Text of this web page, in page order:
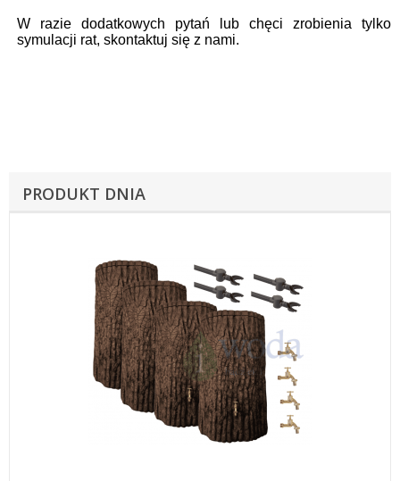
PRODUKT DNIA
W razie dodatkowych pytań lub chęci zrobienia tylko
symulacji rat, skontaktuj się z nami.